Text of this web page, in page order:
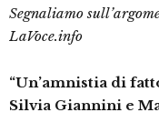
Segnaliamo
LaVoce.info
“Un’amnistia di
Silvia Giannini e